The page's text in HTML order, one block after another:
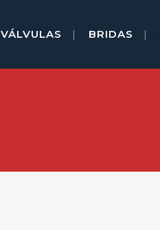
VÁLVULAS BRIDAS